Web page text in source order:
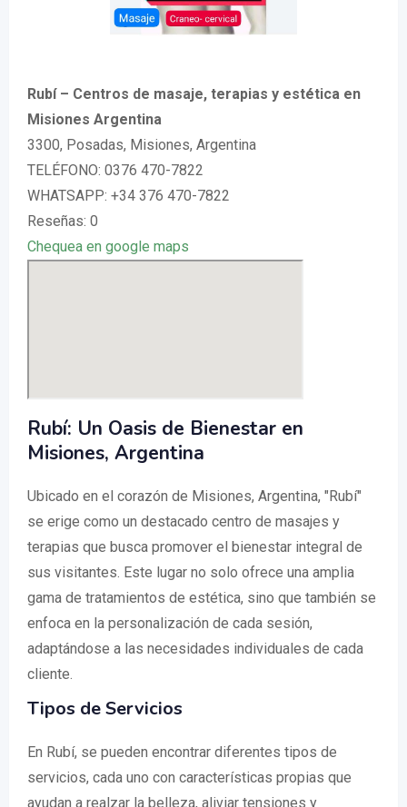
Rubí – Centros de masaje, terapias y estética en
Misiones Argentina
3300, Posadas, Misiones, Argentina
TELÉFONO: 0376 470-7822
WHATSAPP: +34 376 470-7822
Reseñas: 0
Chequea en google maps
Rubí: Un Oasis de Bienestar en
Misiones, Argentina
Ubicado en el corazón de Misiones, Argentina, "Rubí"
se erige como un destacado centro de masajes y
terapias que busca promover el bienestar integral de
sus visitantes. Este lugar no solo ofrece una amplia
gama de tratamientos de estética, sino que también se
enfoca en la personalización de cada sesión,
adaptándose a las necesidades individuales de cada
cliente.
Tipos de Servicios
En Rubí, se pueden encontrar diferentes tipos de
servicios, cada uno con características propias que
ayudan a realzar la belleza, aliviar tensiones y